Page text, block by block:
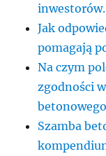
inwestorów.
Jak
pomagają
Na czym
zgodności
Szamba